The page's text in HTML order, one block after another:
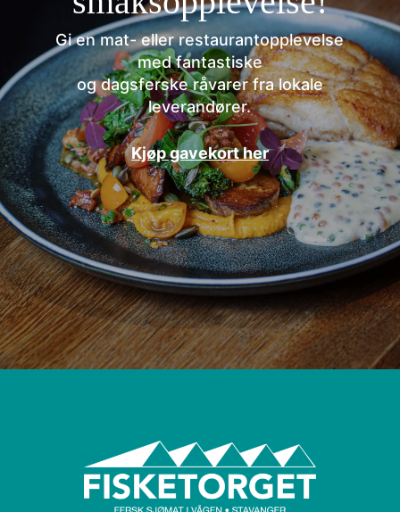
Gi en mat- eller restaurantopplevelse
med fantastiske
og dagsferske råvarer fra lokale
leverandører.
Kjøp gavekort her